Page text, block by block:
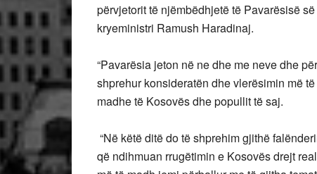
përvjetorit të njëmbëdhjetë të Pavarësisë
kryeministri Ramush Haradinaj.
“Pavarësia jeton në ne dhe me neve dhe
shprehur konsideratën dhe vlerësimin më
madhe të Kosovës dhe popullit të saj.
“Në këtë ditë do të shprehim gjithë
që ndihmuan rrugëtimin e Kosovës drejt